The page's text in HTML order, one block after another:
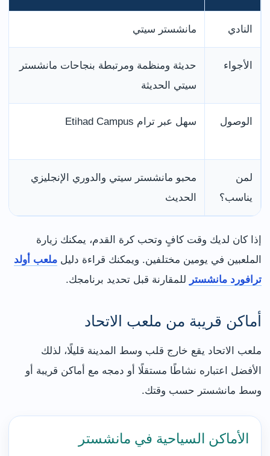
النادي مانشستر سيتي
الأجواء
حديثة ومنظمة ومرتبطة بنجاحات مانشستر
سيتي الحديثة
الوصول سهل عبر ترام Etihad Campus
لمن
يناسب؟
محبو مانشستر سيتي والدوري الإنجليزي
الحديث
إذا كان لديك وقت كافٍ وتحب كرة القدم، يمكنك زيارة
الملعبين في يومين مختلفين. ويمكنك قراءة دليل ملعب أولد
ترافورد مانشستر للمقارنة قبل تحديد برنامجك.
أماكن قريبة من ملعب الاتحاد
ملعب الاتحاد يقع خارج قلب وسط المدينة قليلًا، لذلك
الأفضل اعتباره نشاطًا مستقلًا أو دمجه مع أماكن قريبة أو
وسط مانشستر حسب وقتك.
الأماكن السياحية في مانشستر